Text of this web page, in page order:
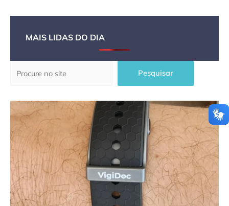
MAIS LIDAS DO DIA
Pesquisar